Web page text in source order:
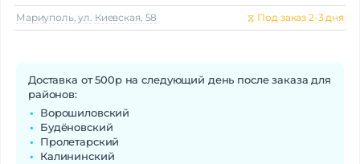
Мариуполь, ул. Киевская, 58 ⧖ Под заказ 2-3 дня
Доставка от 500р на следующий день после заказа для
районов:
Ворошиловский
Будёновский
Пролетарский
Калининский